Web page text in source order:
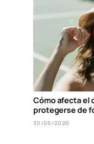
Cómo afecta el
protegerse de
30/06/2026